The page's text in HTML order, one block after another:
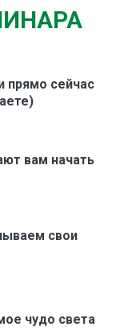
прямо сейчас
вам начать
свои
чудо света